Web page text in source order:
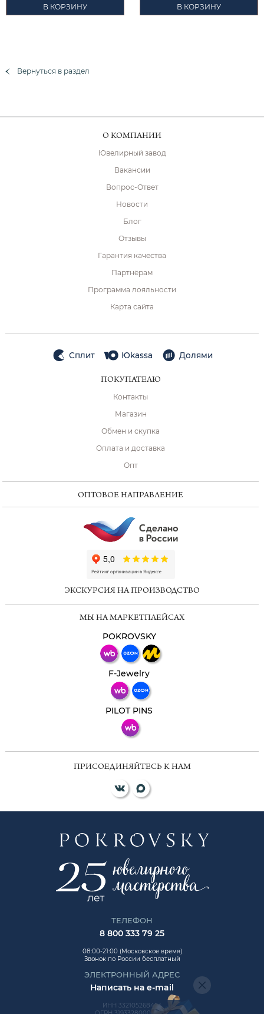
В КОРЗИНУ В КОРЗИНУ
Вернуться в раздел
О КОМПАНИИ
Ювелирный завод
Вакансии
Вопрос-Ответ
Новости
Блог
Отзывы
Гарантия качества
Партнёрам
Программа лояльности
Карта сайта
Сплит Юkassa Долями
ПОКУПАТЕЛЮ
Контакты
Магазин
Обмен и скупка
Оплата и доставка
Опт
ОПТОВОЕ НАПРАВЛЕНИЕ
ЭКСКУРСИЯ НА ПРОИЗВОДСТВО
МЫ НА МАРКЕТПЛЕЙСАХ
POKROVSKY
F-Jewelry
PILOT PINS
ПРИСОЕДИНЯЙТЕСЬ К НАМ
ТЕЛЕФОН
8 800 333 79 25
08:00-21:00 (Московское время)
Звонок по России бесплатный
ЭЛЕКТРОННЫЙ АДРЕС
Написать на e-mail
ИНН 332105268454